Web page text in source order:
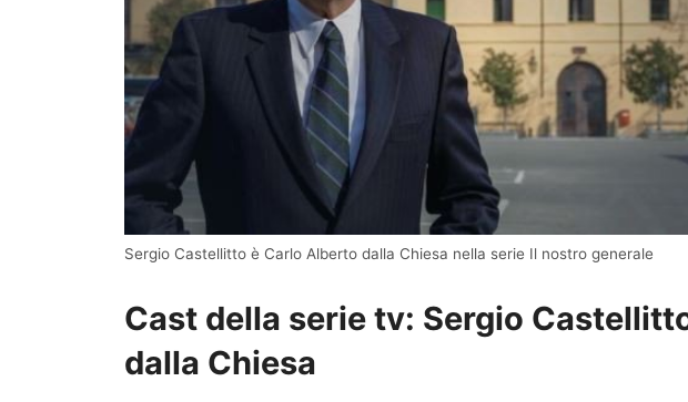
Sergio Castellitto è Carlo Alberto dalla Chiesa nella serie Il nostro generale
Cast della serie tv: Sergio
dalla Chiesa